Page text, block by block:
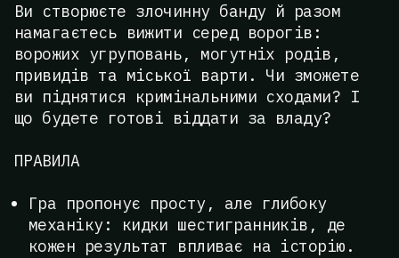
Ви створюєте злочинну банду й разом
намагаєтесь вижити серед ворогів:
ворожих угруповань, могутніх родів,
привидів та міської варти. Чи зможете
ви піднятися кримінальними сходами? І
що будете готові віддати за владу?
ПРАВИЛА
Гра пропонує просту, але глибоку
механіку: кидки шестигранників, де
кожен результат впливає на історію.